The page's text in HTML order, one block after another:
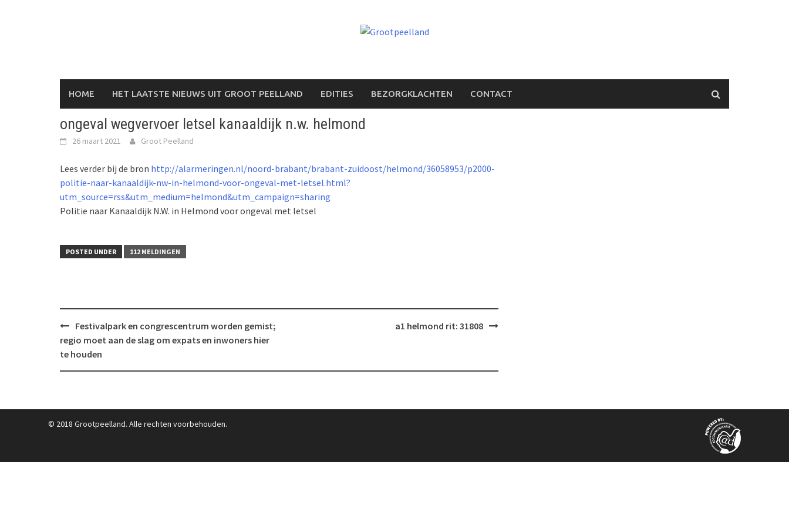
HOME HET LAATSTE NIEUWS UIT GROOT PEELLAND EDITIES BEZORGKLACHTEN CONTACT
ongeval wegvervoer letsel kanaaldijk n.w. helmond
26 maart 2021 Groot Peelland
Lees verder bij de bron http://alarmeringen.nl/noord-brabant/brabant-zuidoost/helmond/36058953/p2000-
politie-naar-kanaaldijk-nw-in-helmond-voor-ongeval-met-letsel.html?
utm_source=rss&utm_medium=helmond&utm_campaign=sharing
Politie naar Kanaaldijk N.W. in Helmond voor ongeval met letsel
POSTED UNDER 112 MELDINGEN
Post
navigation
Festivalpark en congrescentrum worden gemist;
regio moet aan de slag om expats en inwoners hier
te houden
a1 helmond rit: 31808
© 2018 Grootpeelland. Alle rechten voorbehouden.